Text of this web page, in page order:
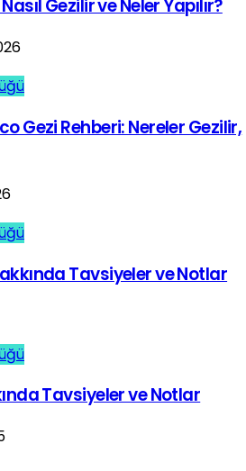
Gezilir ve Neler Yapılır?
Gezi Rehberi: Nereler Gezilir,
Tavsiyeler ve Notlar
Tavsiyeler ve Notlar